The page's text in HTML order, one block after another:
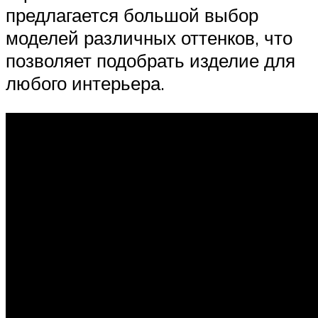
предлагается большой выбор
моделей различных оттенков, что
позволяет подобрать изделие для
любого интерьера.